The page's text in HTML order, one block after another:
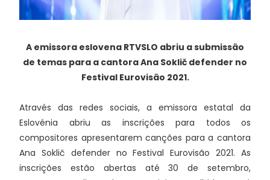
A emissora eslovena RTVSLO abriu a submissão
de temas para a cantora Ana Soklič defender no
Festival Eurovisão 2021.
Através das redes sociais, a emissora estatal da
Eslovénia abriu as inscrições para todos os
compositores apresentarem canções para a cantora
Ana Soklič defender no Festival Eurovisão 2021. As
inscrições estão abertas até 30 de setembro,